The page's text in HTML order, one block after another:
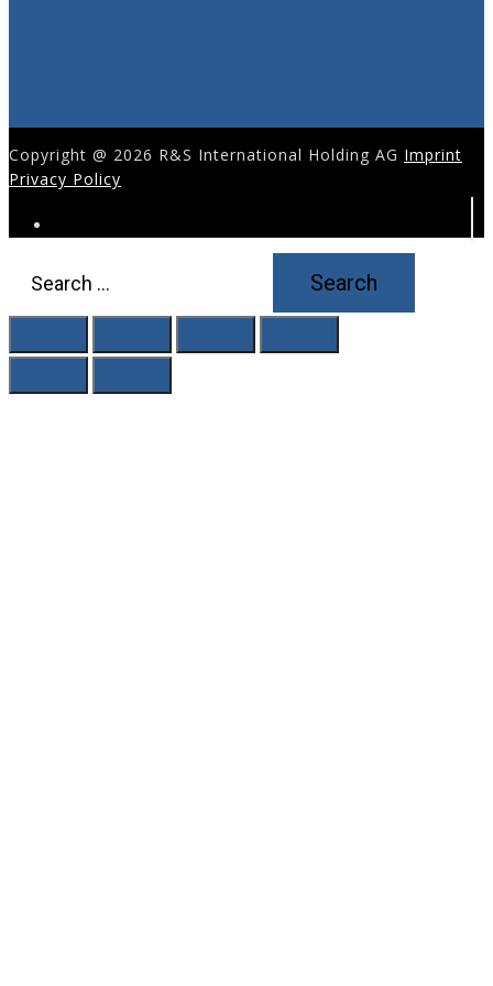
Copyright @ 2026 R&S International Holding AG Imprint
Privacy Policy
for: